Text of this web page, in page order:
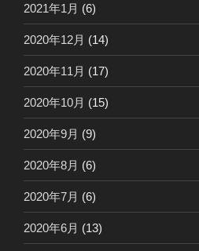
2021年1月 (6)
2020年12月 (14)
2020年11月 (17)
2020年10月 (15)
2020年9月 (9)
2020年8月 (6)
2020年7月 (6)
2020年6月 (13)